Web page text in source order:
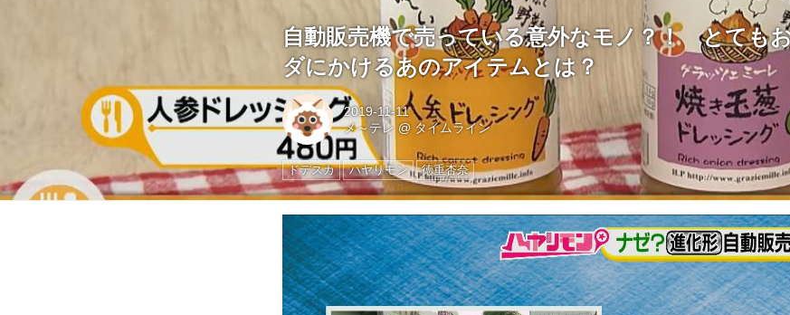
自動販売機で売っている意外なモノ？！ とても
ダにかけるあのアイテムとは？
2019-11-11
メ～テレ @ タイムライン
ドデスカ ハヤリモン 徳重杏奈